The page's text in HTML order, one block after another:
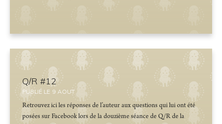
Q/R #12
PUBLIÉ LE 9 AOUT
Retrouvez ici les réponses de l’auteur aux questions qui lui ont été
posées sur Facebook lors de la douzième séance de Q/R de la